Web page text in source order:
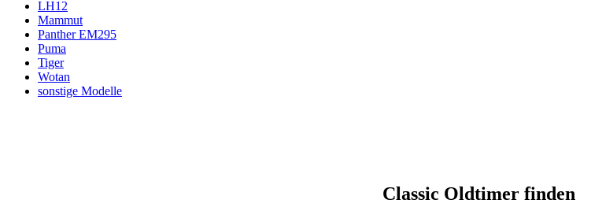
LH12
Mammut
Panther EM295
Puma
Tiger
Wotan
sonstige Modelle
Classic Oldtimer finden